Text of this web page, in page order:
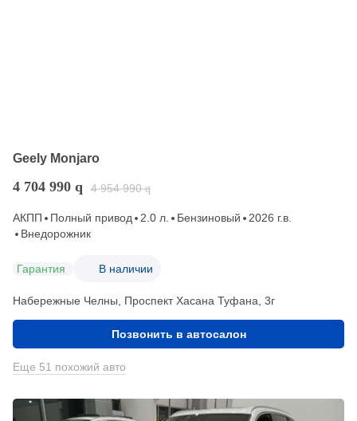
Geely Monjaro
4 704 990 q 4 954 990 q
АКПП Полный привод 2.0 л. Бензиновый
2026 г.в.
Внедорожник
Гарантия В наличии
Набережные Челны, Проспект Хасана Туфана, 3г
Позвонить в автосалон
Еще 51 похожий авто